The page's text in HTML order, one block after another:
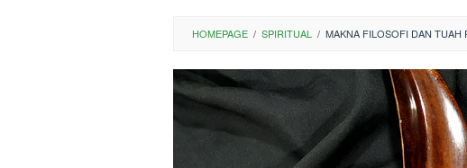
HOMEPAGE / SPIRITUAL / MAKNA FILOSOFI DAN TUAH